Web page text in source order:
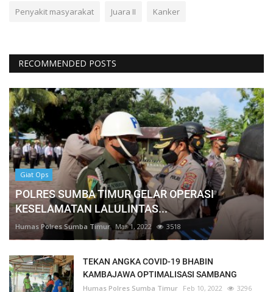
Penyakit masyarakat Juara II Kanker
RECOMMENDED POSTS
Giat Ops
POLRES SUMBA TIMUR GELAR OPERASI
KESELAMATAN LALULINTAS...
Humas Polres Sumba Timur Mar 1, 2022 3518
TEKAN ANGKA COVID-19 BHABIN
KAMBAJAWA OPTIMALISASI SAMBANG
Humas Polres Sumba Timur Feb 10, 2022 3296